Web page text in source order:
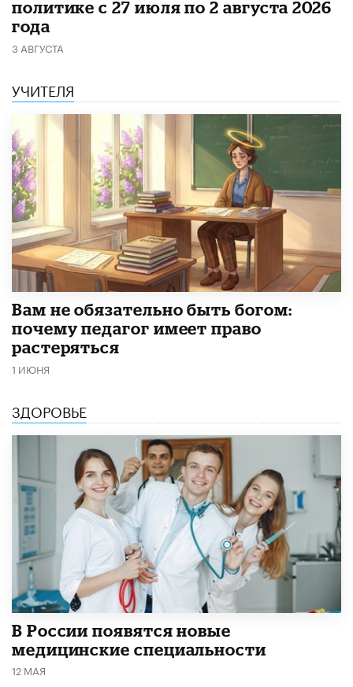
политике с 27 июля по 2 августа 2026
года
3 АВГУСТА
УЧИТЕЛЯ
​Вам не обязательно быть богом:
почему педагог имеет право
растеряться
1 ИЮНЯ
ЗДОРОВЬЕ
В России появятся новые
медицинские специальности
12 МАЯ